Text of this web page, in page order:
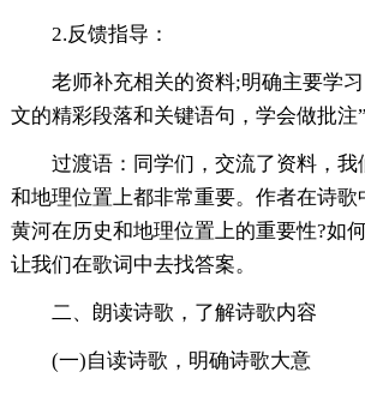
2.反馈指导：
老师补充相关的资料;明确主要学
文的精彩段落和关键语句，学会做批注”
过渡语：同学们，交流了资料，我
和地理位置上都非常重要。作者在诗歌
黄河在历史和地理位置上的重要性?如
让我们在歌词中去找答案。
二、朗读诗歌，了解诗歌内容
(一)自读诗歌，明确诗歌大意